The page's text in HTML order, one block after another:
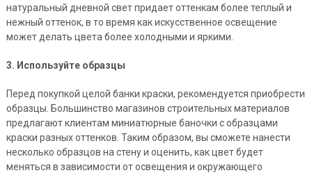
натуральный дневной свет придает оттенкам более теплый и
нежный оттенок, в то время как искусственное освещение
может делать цвета более холодными и яркими.
3. Используйте образцы
Перед покупкой целой банки краски, рекомендуется приобрести
образцы. Большинство магазинов строительных материалов
предлагают клиентам миниатюрные баночки с образцами
краски разных оттенков. Таким образом, вы сможете нанести
несколько образцов на стену и оценить, как цвет будет
меняться в зависимости от освещения и окружающего